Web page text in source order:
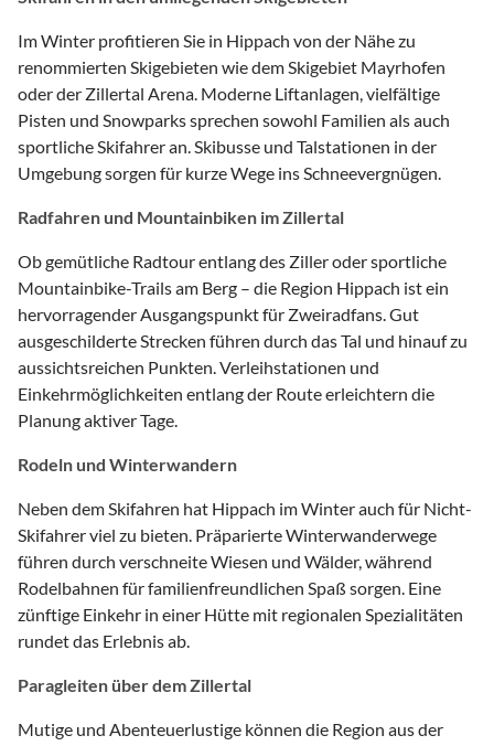
Im Winter profitieren Sie in Hippach von der Nähe zu
renommierten Skigebieten wie dem Skigebiet Mayrhofen
oder der Zillertal Arena. Moderne Liftanlagen, vielfältige
Pisten und Snowparks sprechen sowohl Familien als auch
sportliche Skifahrer an. Skibusse und Talstationen in der
Umgebung sorgen für kurze Wege ins Schneevergnügen.
Radfahren und Mountainbiken im Zillertal
Ob gemütliche Radtour entlang des Ziller oder sportliche
Mountainbike-Trails am Berg – die Region Hippach ist ein
hervorragender Ausgangspunkt für Zweiradfans. Gut
ausgeschilderte Strecken führen durch das Tal und hinauf zu
aussichtsreichen Punkten. Verleihstationen und
Einkehrmöglichkeiten entlang der Route erleichtern die
Planung aktiver Tage.
Rodeln und Winterwandern
Neben dem Skifahren hat Hippach im Winter auch für Nicht-
Skifahrer viel zu bieten. Präparierte Winterwanderwege
führen durch verschneite Wiesen und Wälder, während
Rodelbahnen für familienfreundlichen Spaß sorgen. Eine
zünftige Einkehr in einer Hütte mit regionalen Spezialitäten
rundet das Erlebnis ab.
Paragleiten über dem Zillertal
Mutige und Abenteuerlustige können die Region aus der